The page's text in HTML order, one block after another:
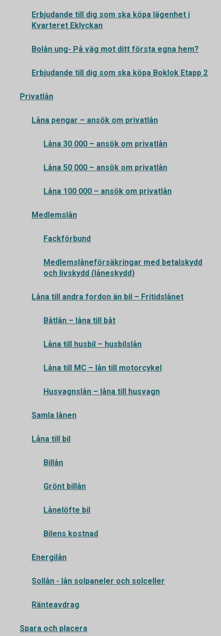
Erbjudande till dig som ska köpa lägenhet i
Kvarteret Eklyckan
Bolån ung- På väg mot ditt första egna hem?
Erbjudande till dig som ska köpa Boklok Etapp 2
Privatlån
Låna pengar – ansök om privatlån
Låna 30 000 – ansök om privatlån
Låna 50 000 – ansök om privatlån
Låna 100 000 – ansök om privatlån
Medlemslån
Fackförbund
Medlemslåneförsäkringar med betalskydd
och livskydd (låneskydd)
Låna till andra fordon än bil – Fritidslånet
Båtlån – låna till båt
Låna till husbil – husbilslån
Låna till MC – lån till motorcykel
Husvagnslån – låna till husvagn
Samla lånen
Låna till bil
Billån
Grönt billån
Lånelöfte bil
Bilens kostnad
Energilån
Sollån - lån solpaneler och solceller
Ränteavdrag
Spara och placera